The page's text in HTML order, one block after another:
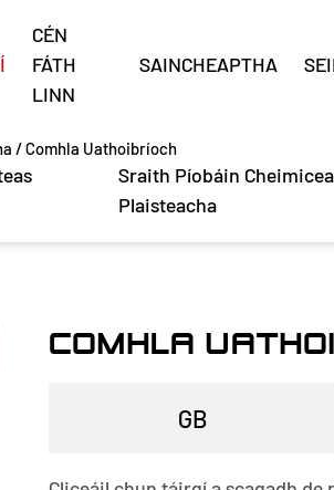
CÉN
FÁTH
LINN
SAINCHEAPTHA
/Comhla Uathoibríoch
Sraith Píobáin
Plaisteacha
COMHLA